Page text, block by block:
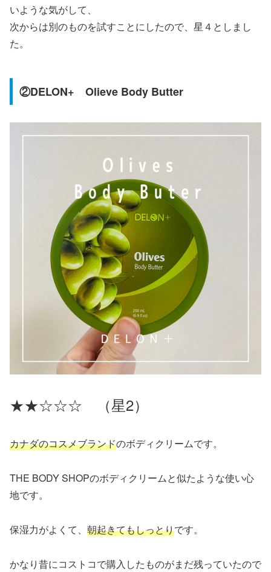
いような気がして、
次からは別のものを試すことにしたので、星４としまし
た。
②DELON+ Olieve Body Butter
★★☆☆☆ （星2）
カナダのコスメブランドのボディクリームです。
THE BODY SHOPのボディクリームと似たような使い心
地です。
保湿力がよくて、 朝起きてもしっとりです。
かなり昔にコストコで購入したものがまだ残っていたので